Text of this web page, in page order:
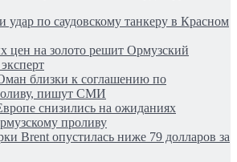
удар по саудовскому танкеру в Красном
цен на золото решит Ормузский
близки к соглашению по
пишут СМИ
снизились на ожиданиях
проливу
Brent опустилась ниже 79 долларов за